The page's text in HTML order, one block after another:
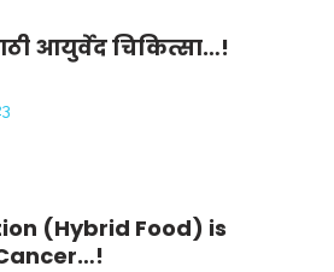
आयुर्वेद चिकित्सा…!
(Hybrid Food) is